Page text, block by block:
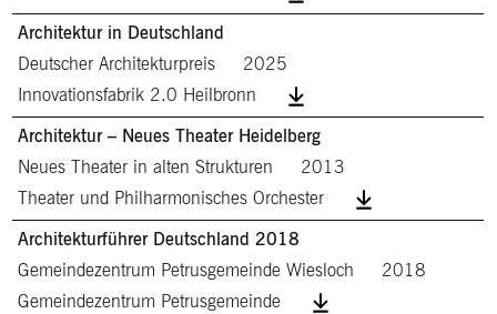
Architektur in Deutschland
Deutscher Architekturpreis
2025
Innovationsfabrik 2.0 Heilbronn
Architektur – Neues Theater Heidelberg
Neues Theater in alten Strukturen
2013
Theater und Philharmonisches Orchester
Architekturführer Deutschland 2018
Gemeindezentrum Petrusgemeinde Wiesloch
2018
Gemeindezentrum Petrusgemeinde